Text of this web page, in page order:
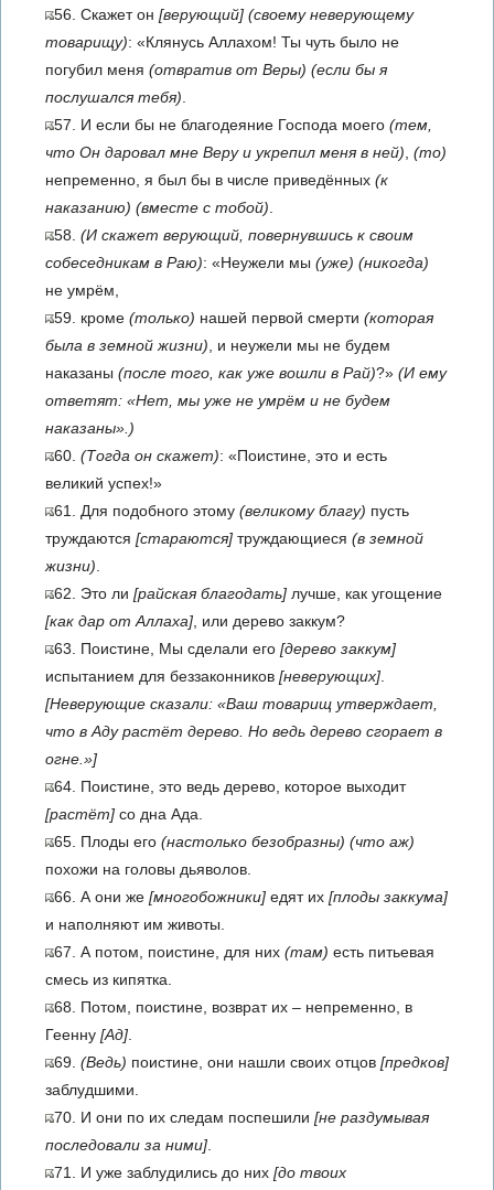
56. Скажет он [верующий] (своему неверующему
товарищу): «Клянусь Аллахом! Ты чуть было не
погубил меня (отвратив от Веры) (если бы я
послушался тебя)
57. И если бы не благодеяние Господа моего (тем,
что Он даровал мне Веру и укрепил меня в ней) (то)
непременно, я был бы в числе приведённых (к
наказанию) (вместе с тобой)
58. (И скажет верующий, повернувшись к своим
собеседникам в Раю): «Неужели мы (уже) (никогда)
не умрём,
59. кроме (только) нашей первой смерти (которая
была в земной жизни) , и неужели мы не будем
наказаны (после того, как уже вошли в Рай)?» (И ему
ответят: «Нет, мы уже не умрём и не будем
наказаны».)
60. (Тогда он скажет): «Поистине, это и есть
великий успех!»
61. Для подобного этому (великому благу) пусть
труждаются [стараются] труждающиеся (в земной
жизни)
62. Это ли [райская благодать] лучше, как угощение
[как дар от Аллаха] , или дерево заккум?
63. Поистине, Мы сделали его [дерево заккум]
испытанием для беззаконников [неверующих]
[Неверующие сказали: «Ваш товарищ утверждает,
что в Аду растёт дерево. Но ведь дерево сгорает в
огне.»]
64. Поистине, это ведь дерево, которое выходит
[растёт] со дна Ада.
65. Плоды его (настолько безобразны) (что аж)
похожи на головы дьяволов.
66. А они же [многобожники] едят их [плоды заккума]
и наполняют им животы.
67. А потом, поистине, для них (там) есть питьевая
смесь из кипятка.
68. Потом, поистине, возврат их – непременно, в
Геенну [Ад]
69. (Ведь) поистине, они нашли своих отцов [предков]
заблудшими.
70. И они по их следам поспешили [не раздумывая
последовали за ними]
71. И уже заблудились до них [до твоих